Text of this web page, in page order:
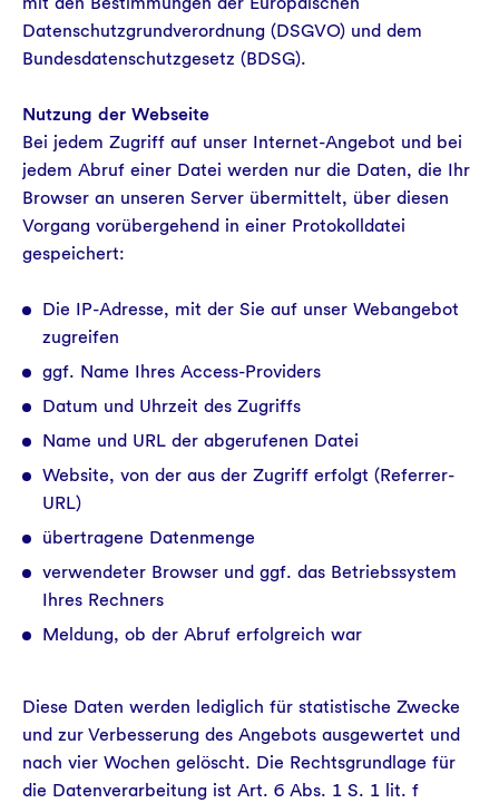
Datenschutzgrundverordnung (DSGVO) und dem
Bundesdatenschutzgesetz (BDSG).
Nutzung der Webseite
Bei jedem Zugriff auf unser Internet-Angebot und bei
jedem Abruf einer Datei werden nur die Daten, die Ihr
Browser an unseren Server übermittelt, über diesen
Vorgang vorübergehend in einer Protokolldatei
gespeichert:
Die IP-Adresse, mit der Sie auf unser Webangebot
zugreifen
ggf. Name Ihres Access-Providers
Datum und Uhrzeit des Zugriffs
Name und URL der abgerufenen Datei
Website, von der aus der Zugriff erfolgt (Referrer-
URL)
übertragene Datenmenge
verwendeter Browser und ggf. das Betriebssystem
Ihres Rechners
Meldung, ob der Abruf erfolgreich war
Diese Daten werden lediglich für statistische Zwecke
und zur Verbesserung des Angebots ausgewertet und
nach vier Wochen gelöscht. Die Rechtsgrundlage für
die Datenverarbeitung ist Art. 6 Abs. 1 S. 1 lit. f